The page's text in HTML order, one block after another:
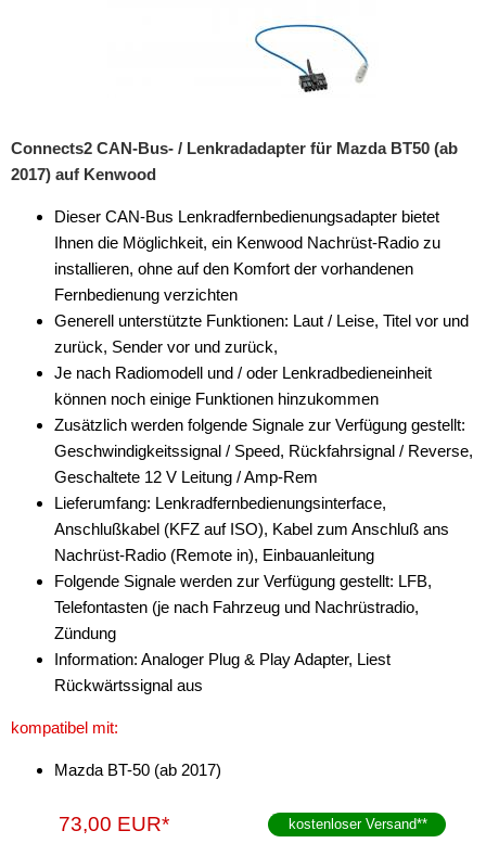
Connects2 CAN-Bus- / Lenkradadapter für Mazda BT50 (ab
2017) auf Kenwood
Dieser CAN-Bus Lenkradfernbedienungsadapter bietet
Ihnen die Möglichkeit, ein Kenwood Nachrüst-Radio zu
installieren, ohne auf den Komfort der vorhandenen
Fernbedienung verzichten
Generell unterstützte Funktionen: Laut / Leise, Titel vor und
zurück, Sender vor und zurück,
Je nach Radiomodell und / oder Lenkradbedieneinheit
können noch einige Funktionen hinzukommen
Zusätzlich werden folgende Signale zur Verfügung gestellt:
Geschwindigkeitssignal / Speed, Rückfahrsignal / Reverse,
Geschaltete 12 V Leitung / Amp-Rem
Lieferumfang: Lenkradfernbedienungsinterface,
Anschlußkabel (KFZ auf ISO), Kabel zum Anschluß ans
Nachrüst-Radio (Remote in), Einbauanleitung
Folgende Signale werden zur Verfügung gestellt: LFB,
Telefontasten (je nach Fahrzeug und Nachrüstradio,
Zündung
Information: Analoger Plug & Play Adapter, Liest
Rückwärtssignal aus
kompatibel mit:
Mazda BT-50 (ab 2017)
73,00 EUR* kostenloser Versand**